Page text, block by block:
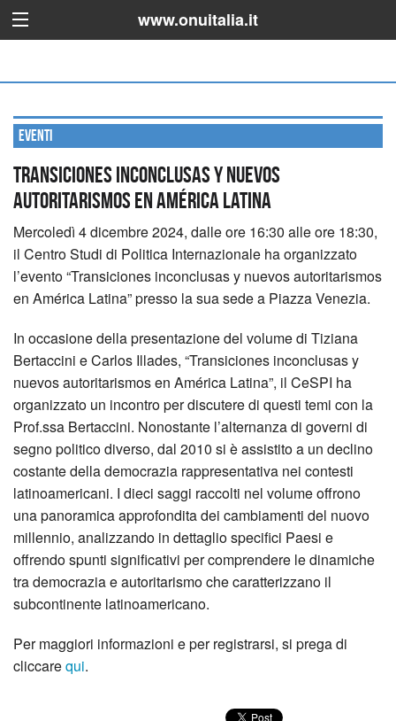
www.onuitalia.it
Eventi
Transiciones inconclusas y nuevos
autoritarismos en América Latina
Mercoledì 4 dicembre 2024, dalle ore 16:30 alle ore 18:30,
il Centro Studi di Politica Internazionale ha organizzato
l’evento “Transiciones inconclusas y nuevos autoritarismos
en América Latina” presso la sua sede a Piazza Venezia.
In occasione della presentazione del volume di Tiziana
Bertaccini e Carlos Illades, “Transiciones inconclusas y
nuevos autoritarismos en América Latina”, il CeSPI ha
organizzato un incontro per discutere di questi temi con la
Prof.ssa Bertaccini. Nonostante l’alternanza di governi di
segno politico diverso, dal 2010 si è assistito a un declino
costante della democrazia rappresentativa nei contesti
latinoamericani. I dieci saggi raccolti nel volume offrono
una panoramica approfondita dei cambiamenti del nuovo
millennio, analizzando in dettaglio specifici Paesi e
offrendo spunti significativi per comprendere le dinamiche
tra democrazia e autoritarismo che caratterizzano il
subcontinente latinoamericano.
Per maggiori informazioni e per registrarsi, si prega di
cliccarequi.